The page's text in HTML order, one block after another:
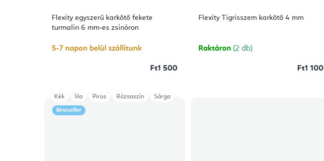
Flexity egyszerű karkötő fekete
turmalin 6 mm-es zsinóron
5-7 napon belül szállítunk
Ft1 500
Flexity Tigrisszem karkötő 4 mm
Raktáron (2 db)
Ft1 100
Bestseller
Kék lila Piros Rózsaszín Sárga